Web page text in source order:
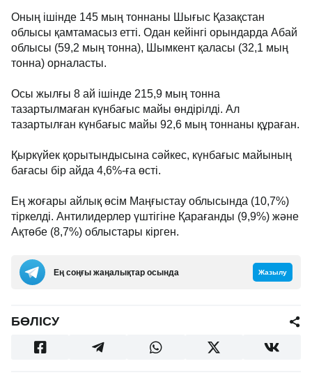
Оның ішінде 145 мың тоннаны Шығыс Қазақстан
облысы қамтамасыз етті. Одан кейінгі орындарда Абай
облысы (59,2 мың тонна), Шымкент қаласы (32,1 мың
тонна) орналасты.
Осы жылғы 8 ай ішінде 215,9 мың тонна
тазартылмаған күнбағыс майы өндірілді. Ал
тазартылған күнбағыс майы 92,6 мың тоннаны құраған.
Қыркүйек қорытындысына сәйкес, күнбағыс майының
бағасы бір айда 4,6%-ға өсті.
Ең жоғары айлық өсім Маңғыстау облысында (10,7%)
тіркелді. Антилидерлер үштігіне Қарағанды (9,9%) және
Ақтөбе (8,7%) облыстары кірген.
Ең соңғы жаңалықтар осында Жазылу
БӨЛІСУ